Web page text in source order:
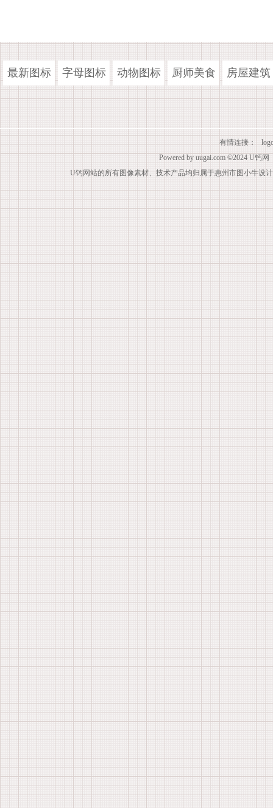
最新图标 字母图标 动物图标 厨师美食 房屋建筑
有情连接：
Powered by uugai.com ©2024 U钙网
U钙网站的所有图像素材、技术产品均归属于惠州市图小牛设